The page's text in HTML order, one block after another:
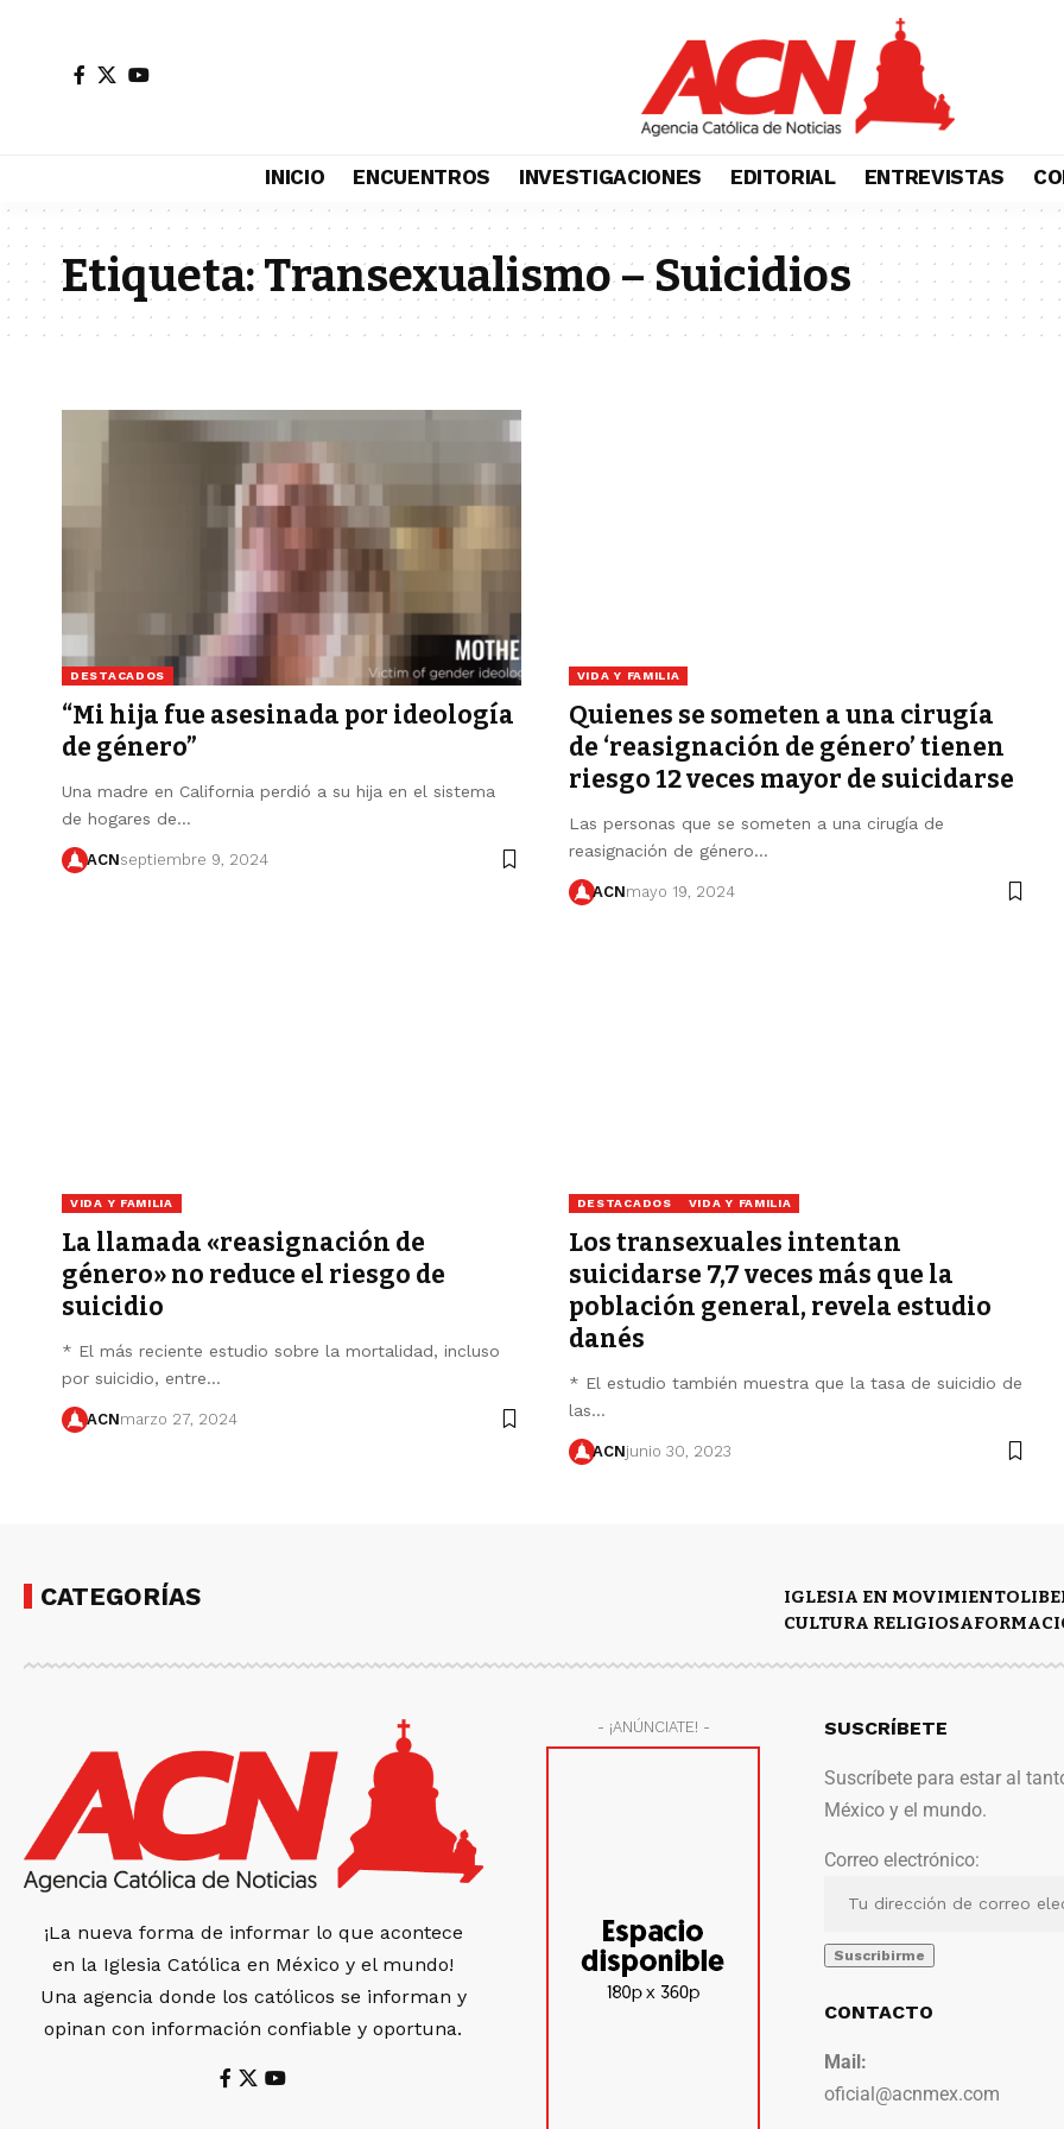
INICIO ENCUENTROS INVESTIGACIONES EDITORIAL ENTREVISTAS
Etiqueta:Transexualismo – Suicidios
DESTACADOS
“Mi hija fue asesinada por ideología
de género”
Una madre en California perdió a su hija en el sistema
de hogares de…
ACNseptiembre 9, 2024
VIDA Y FAMILIA
Quienes se someten a una cirugía
de ‘reasignación de género’ tienen
riesgo 12 veces mayor de suicidarse
Las personas que se someten a una cirugía de
reasignación de género…
ACNmayo 19, 2024
VIDA Y FAMILIA
La llamada «reasignación de
género» no reduce el riesgo de
suicidio
* El más reciente estudio sobre la mortalidad, incluso
por suicidio, entre…
ACNmarzo 27, 2024
DESTACADOS VIDA Y FAMILIA
Los transexuales intentan
suicidarse 7,7 veces más que la
población general, revela estudio
danés
* El estudio también muestra que la tasa de suicidio de
las…
ACNjunio 30, 2023
CATEGORÍAS IGLESIA EN MOVIMIENTO
CULTURA RELIGIOSA
¡La nueva forma de informar lo que acontece
en la Iglesia Católica en México y el mundo!
Una agencia donde los católicos se informan y
opinan con información confiable y oportuna.
- ¡ANÚNCIATE! - SUSCRÍBETE
Suscríbete para estar al
México y el mundo.
Correo electrónico:
CONTACTO
Mail:
oficial@acnmex.com